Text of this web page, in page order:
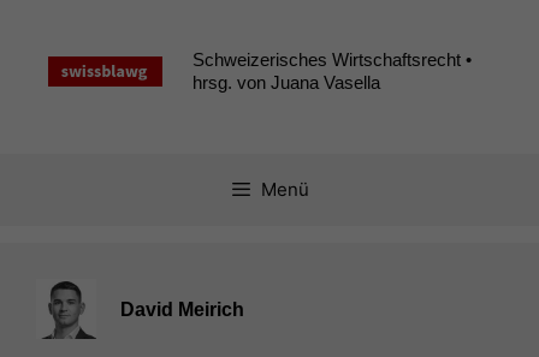
springen
Schweizerisches Wirtschaftsrecht •
hrsg. von Juana Vasella
Menü
David Meirich